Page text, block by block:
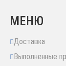
МЕНЮ
Доставка
Выполненные